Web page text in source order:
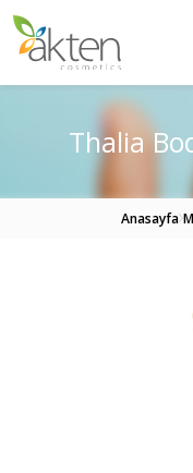
Thalia
Anasayfa